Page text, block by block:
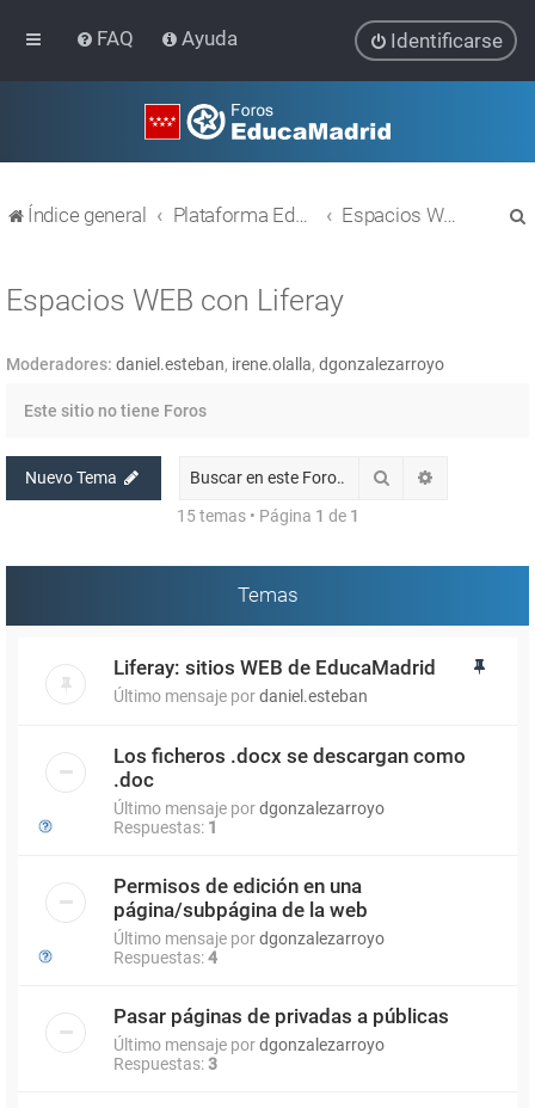
FAQ Ayuda Identificarse
Índice general Plataforma Educativa EducaMadrid Espacios WEB con Liferay
Espacios WEB con Liferay
Moderadores: daniel.esteban, irene.olalla, dgonzalezarroyo
Este sitio no tiene Foros
Nuevo Tema Buscar
15 temas • Página 1 de 1
Temas
Liferay: sitios WEB de EducaMadrid
Último mensaje pordaniel.esteban
Los ficheros .docx se descargan como
.doc
Último mensaje pordgonzalezarroyo
Respuestas: 1
Permisos de edición en una
página/subpágina de la web
Último mensaje pordgonzalezarroyo
Respuestas:4
Pasar páginas de privadas a públicas
Último mensaje pordgonzalezarroyo
Respuestas:3